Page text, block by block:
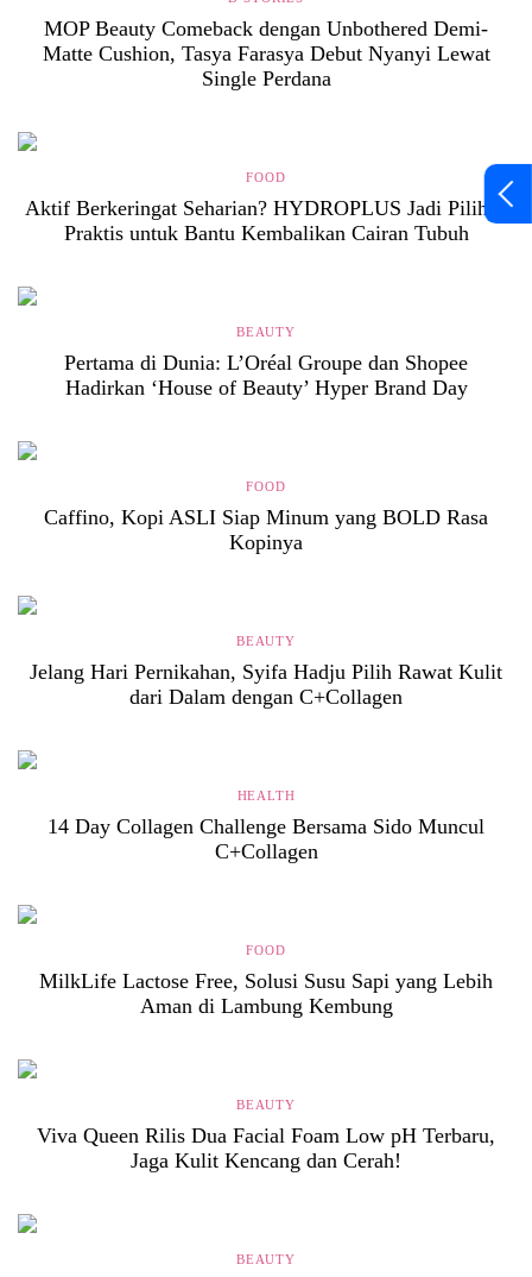
MOP Beauty Comeback dengan Unbothered Demi-
Matte Cushion, Tasya Farasya Debut Nyanyi Lewat
Single Perdana
FOOD
Aktif Berkeringat Seharian? HYDROPLUS Jadi Pilihan
Praktis untuk Bantu Kembalikan Cairan Tubuh
BEAUTY
Pertama di Dunia: L’Oréal Groupe dan Shopee
Hadirkan ‘House of Beauty’ Hyper Brand Day
FOOD
Caffino, Kopi ASLI Siap Minum yang BOLD Rasa
Kopinya
BEAUTY
Jelang Hari Pernikahan, Syifa Hadju Pilih Rawat Kulit
dari Dalam dengan C+Collagen
HEALTH
14 Day Collagen Challenge Bersama Sido Muncul
C+Collagen
FOOD
MilkLife Lactose Free, Solusi Susu Sapi yang Lebih
Aman di Lambung Kembung
BEAUTY
Viva Queen Rilis Dua Facial Foam Low pH Terbaru,
Jaga Kulit Kencang dan Cerah!
BEAUTY